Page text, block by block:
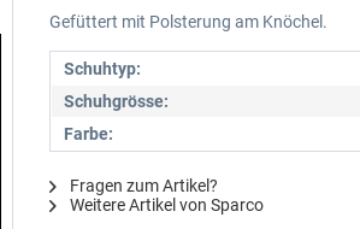
Gefüttert mit Polsterung am Knöchel.
Schuhtyp:
Schuhgrösse:
Farbe:
Fragen zum Artikel?
Weitere Artikel von Sparco